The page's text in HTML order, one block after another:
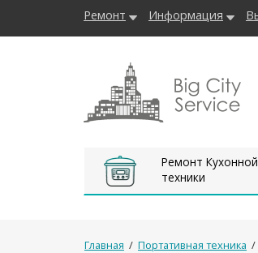
Ремонт Информация
Ремонт Кухонной
техники
Главная / Портативная техника /